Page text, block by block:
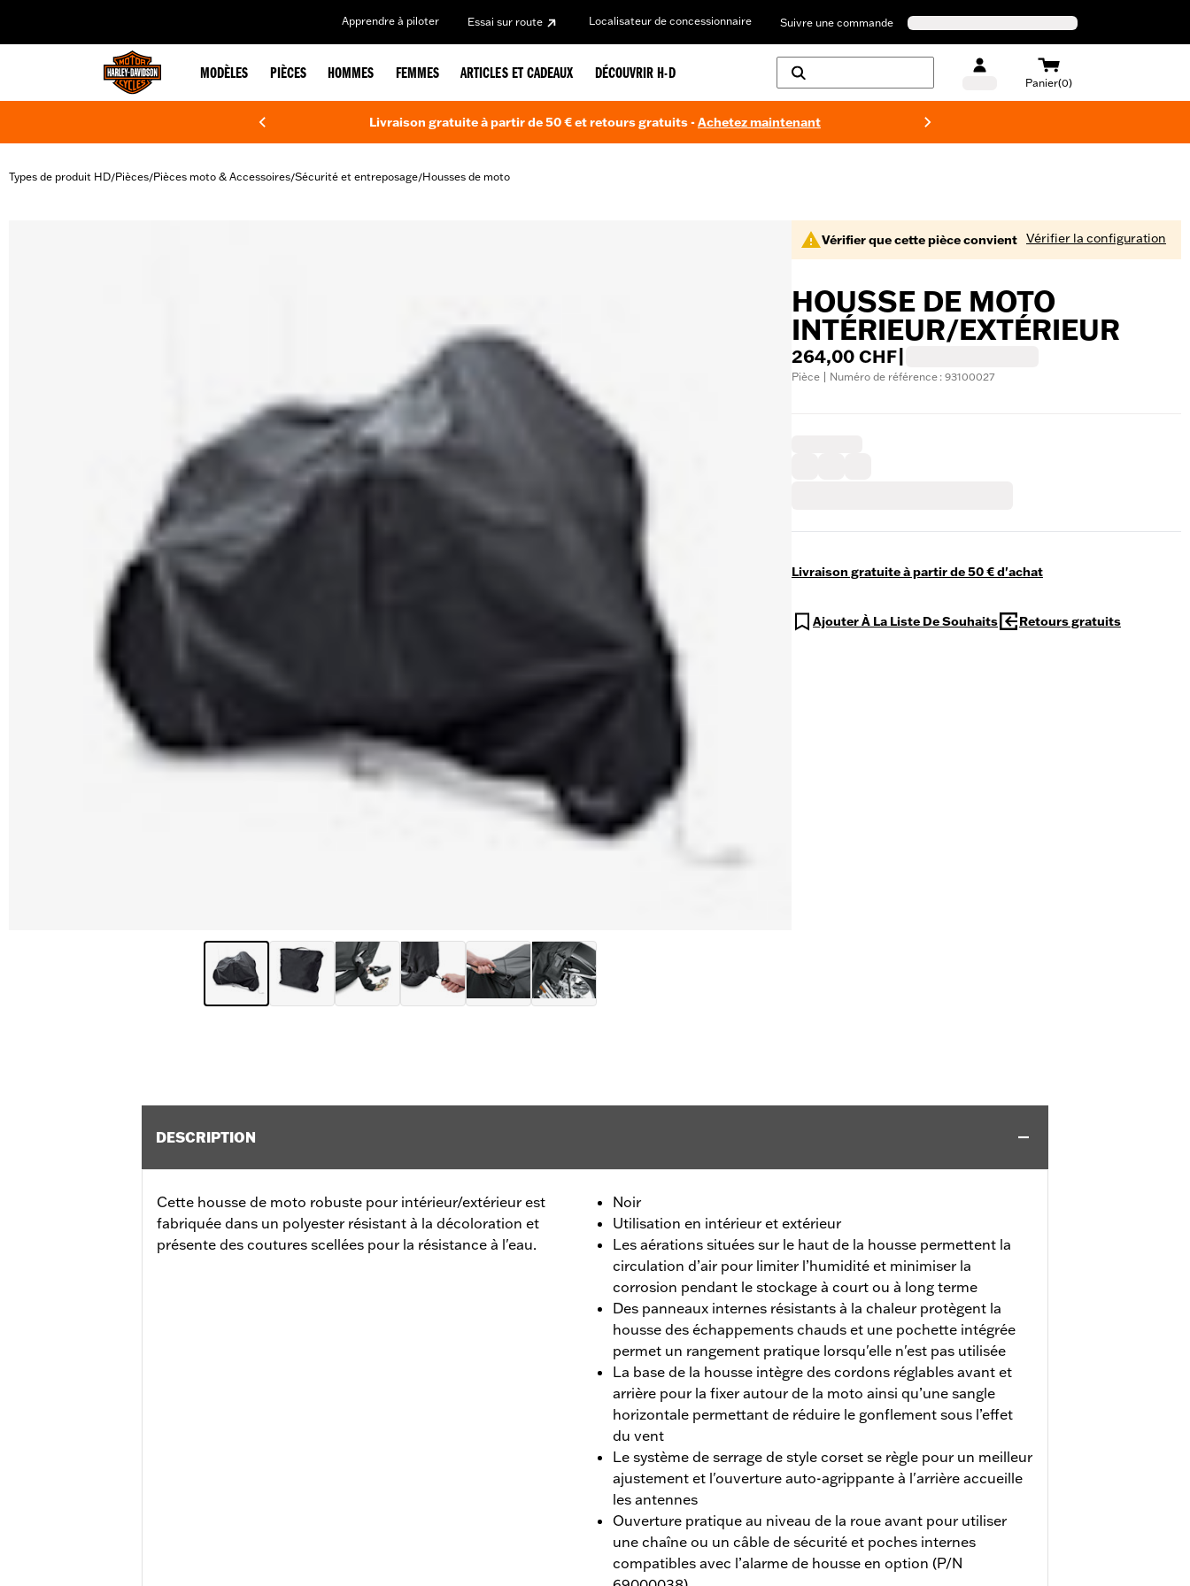
Apprendre à piloter Essai sur route Localisateur de concessionnaire Suivre une commande
MODÈLES PIÈCES HOMMES FEMMES ARTICLES ET CADEAUX DÉCOUVRIR H-D
Panier(0)
Livraison gratuite à partir de 50 € et retours gratuits -Achetez maintenant
Types de produit HD/Pièces/Pièces moto & Accessoires/Sécurité et entreposage/Housses de moto
Vérifier que cette pièce convient Vérifier la configuration
HOUSSE DE MOTO
INTÉRIEUR/EXTÉRIEUR
264,00 CHF
Pièce | Numéro de référence : 93100027
Livraison gratuite à partir de 50 € d'achat
Ajouter À La Liste De Souhaits Retours gratuits
DESCRIPTION
Cette housse de moto robuste pour intérieur/extérieur est
fabriquée dans un polyester résistant à la décoloration et
présente des coutures scellées pour la résistance à l'eau.
Noir
Utilisation en intérieur et extérieur
Les aérations situées sur le haut de la housse permettent la
circulation d’air pour limiter l’humidité et minimiser la
corrosion pendant le stockage à court ou à long terme
Des panneaux internes résistants à la chaleur protègent la
housse des échappements chauds et une pochette intégrée
permet un rangement pratique lorsqu'elle n'est pas utilisée
La base de la housse intègre des cordons réglables avant et
arrière pour la fixer autour de la moto ainsi qu’une sangle
horizontale permettant de réduire le gonflement sous l’effet
du vent
Le système de serrage de style corset se règle pour un meilleur
ajustement et l'ouverture auto-agrippante à l'arrière accueille
les antennes
Ouverture pratique au niveau de la roue avant pour utiliser
une chaîne ou un câble de sécurité et poches internes
compatibles avec l’alarme de housse en option (P/N